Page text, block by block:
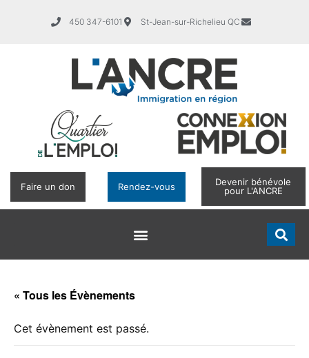
450 347-6101 St-Jean-sur-Richelieu QC
Faire un don Rendez-vous
Devenir bénévole
pour L'ANCRE
« Tous les Évènements
Cet évènement est passé.